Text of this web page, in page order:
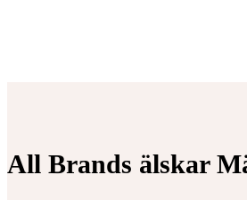
All Brands älskar